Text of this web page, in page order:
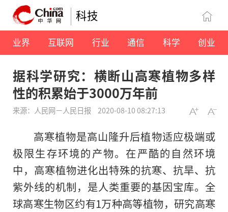
科技
业界 互联网 行业 通信 科学 创业
据科学研究：横断山高寒植物多样
性的积累始于3000万年前
来源：人民网－人民日报 2020-08-10 08:27:13
高寒植物是高山隆升后植物适应极端或
极限生存环境的产物。在严酷的自然环境
中，高寒植物进化出特殊的抗寒、抗旱、抗
紫外线的机制，是人类重要的基因宝库。全
球高寒生物区约有1万种高等植物，研究高寒